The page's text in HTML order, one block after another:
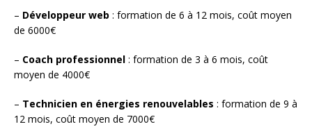
– Développeur web : formation de 6 à 12 mois, coût moyen
de 6000€
– Coach professionnel : formation de 3 à 6 mois, coût
moyen de 4000€
– Technicien en énergies renouvelables : formation de 9 à
12 mois, coût moyen de 7000€